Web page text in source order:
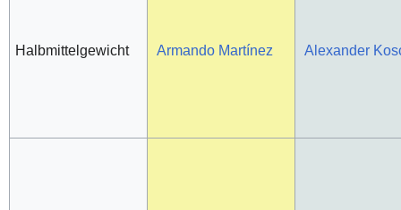
Halbmittelgewicht Armando Martínez Alexander